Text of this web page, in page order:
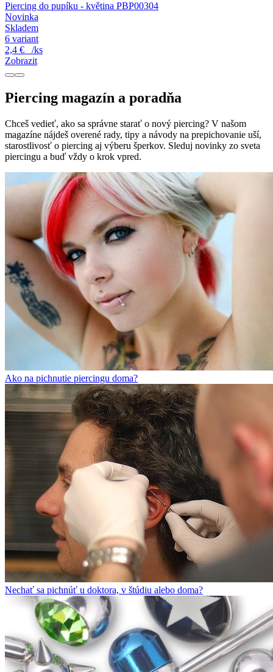
Piercing do pupíku - květina PBP00304
Novinka
Skladem
6 variant
2,4 €
/ks
Zobrazit
Piercing magazín a poradňa
Chceš vedieť, ako sa správne starať o nový piercing? V našom
magazíne nájdeš overené rady, tipy a návody na prepichovanie uší,
starostlivosť o piercing aj výberu šperkov. Sleduj novinky zo sveta
piercingu a buď vždy o krok vpred.
Ako na pichnutie piercingu doma?
Nechať sa pichnúť u doktora, v štúdiu alebo doma?